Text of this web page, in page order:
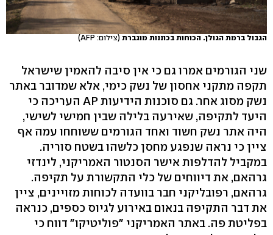
הגבול ברמת הגולן. הכוחות בכוננות מוגברת (צילום: AFP)
שני הגורמים אמרו גם כי אין סיבה להאמין שישראל
תקפה מתקני אחסון של נשק כימי, אלא שמדובר באתר
נשק מסוג אחר. גם סוכנות הידיעות AP העריכה כי
היעד לתקיפה, שאירעה בלילה שבין חמישי לשישי,
היה אתר נשק חשוד ואחד הגורמים ששוחחו עמה אף
ציין כי נראה שנפגע מחסן כלשהו בשטח סוריה.
במקביל להדלפות אישר הסנטור האמריקני, לינדזי
גרהאם, את דיווחים של כלי התקשורת על תקיפה.
גרהאם, רפובליקני חבר בוועדה לכוחות מזויינים, ציין
את דבר התקיפה בנאום באירוע לגיוס כספים, כנראה
בפליטת פה. באתר האמריקני "פוליטיקו" דווח כי